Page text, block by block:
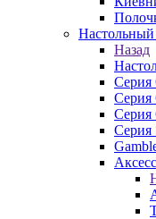
Настольный
Назад
Серия
Серия
Серия
Серия